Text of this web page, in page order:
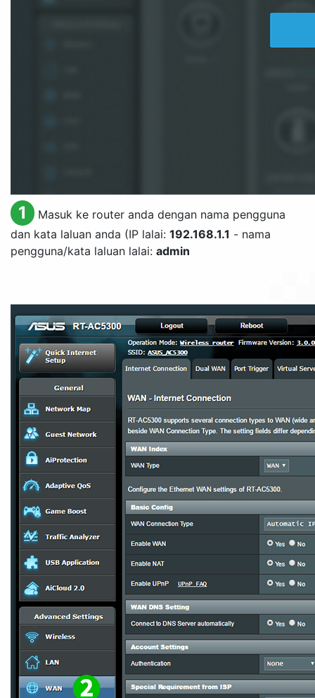
1
Masuk ke router anda dengan nama pengguna
dan kata laluan anda (IP lalai: 192.168.1.1 - nama
pengguna/kata laluan lalai: admin